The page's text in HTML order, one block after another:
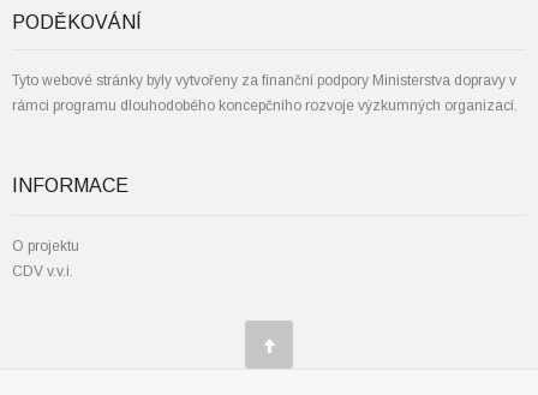
PODĚKOVÁNÍ
Tyto webové stránky byly vytvořeny za finanční podpory Ministerstva dopravy v
rámci programu dlouhodobého koncepčního rozvoje výzkumných organizací.
INFORMACE
O projektu
CDV v.v.i.